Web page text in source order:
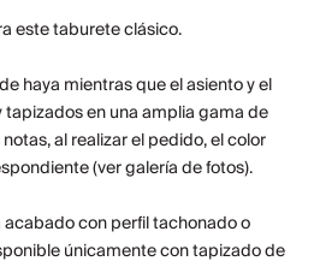
este taburete clásico.
haya mientras que el asiento y el
en una amplia gama de
al realizar el pedido, el color
(ver galería de fotos).
con perfil tachonado o
únicamente con tapizado de